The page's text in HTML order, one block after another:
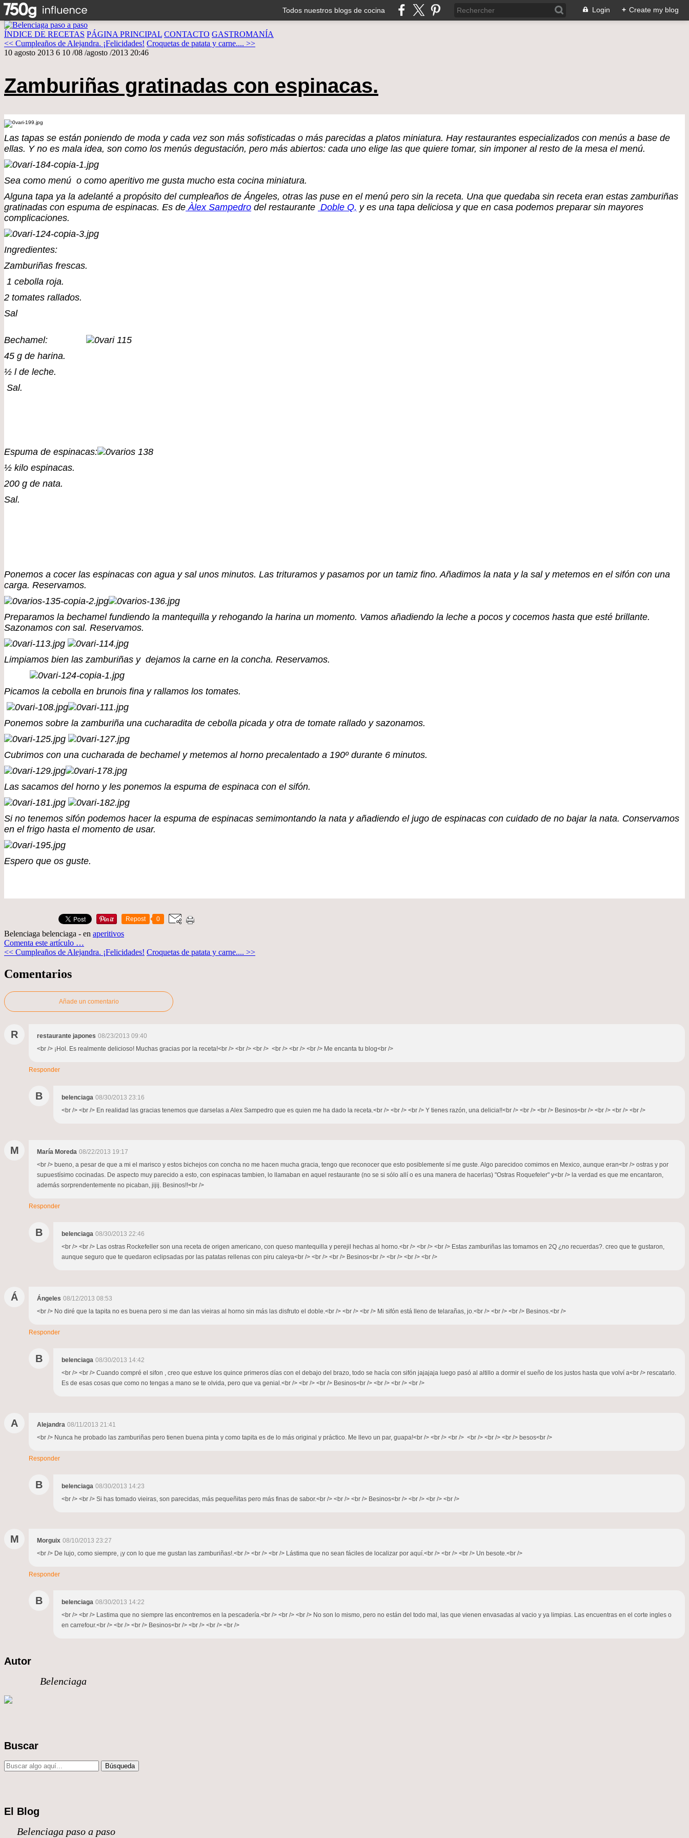
Todos nuestros blogs de cocina Login + Create my blog
ÍNDICE DE RECETAS PÁGINA PRINCIPAL CONTACTO GASTROMANÍA
<< Cumpleaños de Alejandra. ¡Felicidades! Croquetas de patata y carne.... >>
10 agosto 2013 6 10 /08 /agosto /2013 20:46
Zamburiñas gratinadas con espinacas.
Las tapas se están poniendo de moda y cada vez son más sofisticadas o más parecidas a platos miniatura. Hay restaurantes especializados con menús a base de
ellas. Y no es mala idea, son como los menús degustación, pero más abiertos: cada uno elige las que quiere tomar, sin imponer al resto de la mesa el menú.
Sea como menú o como aperitivo me gusta mucho esta cocina miniatura.
Alguna tapa ya la adelanté a propósito del cumpleaños de Ángeles, otras las puse en el menú pero sin la receta. Una que quedaba sin receta eran estas zamburiñas
gratinadas con espuma de espinacas. Es de Àlex Sampedro del restaurante Doble Q, y es una tapa deliciosa y que en casa podemos preparar sin mayores
complicaciones.
Ingredientes:
Zamburiñas frescas.
1 cebolla roja.
2 tomates rallados.
Sal
Bechamel:
45 g de harina.
½ l de leche.
Sal.
Espuma de espinacas:
½ kilo espinacas.
200 g de nata.
Sal.
Ponemos a cocer las espinacas con agua y sal unos minutos. Las trituramos y pasamos por un tamiz fino. Añadimos la nata y la sal y metemos en el sifón con una
carga. Reservamos.
Preparamos la bechamel fundiendo la mantequilla y rehogando la harina un momento. Vamos añadiendo la leche a pocos y cocemos hasta que esté brillante.
Sazonamos con sal. Reservamos.
Limpiamos bien las zamburiñas y dejamos la carne en la concha. Reservamos.
Picamos la cebolla en brunois fina y rallamos los tomates.
Ponemos sobre la zamburiña una cucharadita de cebolla picada y otra de tomate rallado y sazonamos.
Cubrimos con una cucharada de bechamel y metemos al horno precalentado a 190º durante 6 minutos.
Las sacamos del horno y les ponemos la espuma de espinaca con el sifón.
Si no tenemos sifón podemos hacer la espuma de espinacas semimontando la nata y añadiendo el jugo de espinacas con cuidado de no bajar la nata. Conservamos
en el frigo hasta el momento de usar.
Espero que os guste.
Repost 0
Belenciaga belenciaga - en aperitivos
Comenta este artículo …
<< Cumpleaños de Alejandra. ¡Felicidades! Croquetas de patata y carne.... >>
Comentarios
Añade un comentario
R restaurante japones 08/23/2013 09:40
<br /> ¡Hol. Es realmente delicioso! Muchas gracias por la receta!<br /> <br /> <br /> <br /> <br /> <br /> Me encanta tu blog<br />
Responder
B belenciaga 08/30/2013 23:16
<br /> <br /> En realidad las gracias tenemos que darselas a Alex Sampedro que es quien me ha dado la receta.<br /> <br /> <br /> Y tienes razón, una delicia!!<br /> <br /> <br /> Besinos<br /> <br /> <br /> <br />
M María Moreda 08/22/2013 19:17
<br /> bueno, a pesar de que a mi el marisco y estos bichejos con concha no me hacen mucha gracia, tengo que reconocer que esto posiblemente sí me guste. Algo parecidoo comimos en Mexico, aunque eran<br /> ostras y por
supuestísimo cocinadas. De aspecto muy parecido a esto, con espinacas tambien, lo llamaban en aquel restaurante (no se si sólo allí o es una manera de hacerlas) "Ostras Roquefeler" y<br /> la verdad es que me encantaron,
además sorprendentemente no picaban, jijij. Besinos!!<br />
Responder
B belenciaga 08/30/2013 22:46
<br /> <br /> Las ostras Rockefeller son una receta de origen americano, con queso mantequilla y perejil hechas al horno.<br /> <br /> <br /> Estas zamburiñas las tomamos en 2Q ¿no recuerdas?. creo que te gustaron,
aunque seguro que te quedaron eclipsadas por las patatas rellenas con piru caleya<br /> <br /> <br /> Besinos<br /> <br /> <br /> <br />
Á Ángeles 08/12/2013 08:53
<br /> No diré que la tapita no es buena pero si me dan las vieiras al horno sin más las disfruto el doble.<br /> <br /> <br /> Mi sifón está lleno de telarañas, jo.<br /> <br /> <br /> Besinos.<br />
Responder
B belenciaga 08/30/2013 14:42
<br /> <br /> Cuando compré el sifon , creo que estuve los quince primeros días con el debajo del brazo, todo se hacía con sifón jajajaja luego pasó al altillo a dormir el sueño de los justos hasta que volví a<br /> rescatarlo.
Es de esas cosas que como no tengas a mano se te olvida, pero que va genial.<br /> <br /> <br /> Besinos<br /> <br /> <br /> <br />
A Alejandra 08/11/2013 21:41
<br /> Nunca he probado las zamburiñas pero tienen buena pinta y como tapita es de lo más original y práctico. Me llevo un par, guapa!<br /> <br /> <br /> <br /> <br /> <br /> besos<br />
Responder
B belenciaga 08/30/2013 14:23
<br /> <br /> Si has tomado vieiras, son parecidas, más pequeñitas pero más finas de sabor.<br /> <br /> <br /> Besinos<br /> <br /> <br /> <br />
M Morguix 08/10/2013 23:27
<br /> De lujo, como siempre, ¡y con lo que me gustan las zamburiñas!.<br /> <br /> <br /> Lástima que no sean fáciles de localizar por aquí.<br /> <br /> <br /> Un besote.<br />
Responder
B belenciaga 08/30/2013 14:22
<br /> <br /> Lastima que no siempre las encontremos en la pescadería.<br /> <br /> <br /> No son lo mismo, pero no están del todo mal, las que vienen envasadas al vacio y ya limpias. Las encuentras en el corte ingles o
en carrefour.<br /> <br /> <br /> Besinos<br /> <br /> <br /> <br />
Autor
Belenciaga
Buscar
El Blog
Belenciaga paso a paso